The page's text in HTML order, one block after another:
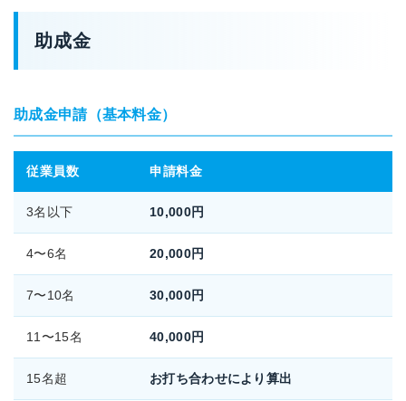
助成金
助成金申請（基本料金）
従業員数 申請料金
3名以下 10,000円
4〜6名 20,000円
7〜10名 30,000円
11〜15名 40,000円
15名超 お打ち合わせにより算出